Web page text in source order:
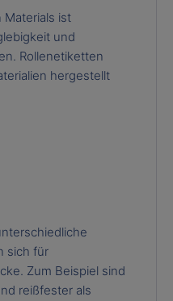
Materials ist
und
Rollenetiketten
hergestellt
sich für
Zum Beispiel sind
reißfester als